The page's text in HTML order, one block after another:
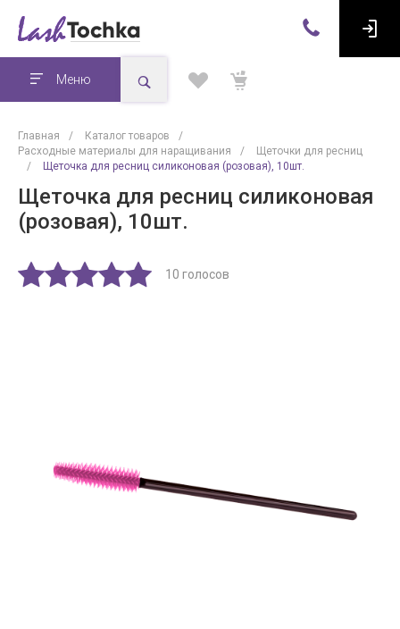
Меню
Главная / Каталог товаров
/
Расходные материалы для наращивания
/
Щеточки для ресниц
/
Щеточка для ресниц силиконовая (розовая), 10шт.
Щеточка для ресниц силиконовая
(розовая), 10шт.
10 голосов